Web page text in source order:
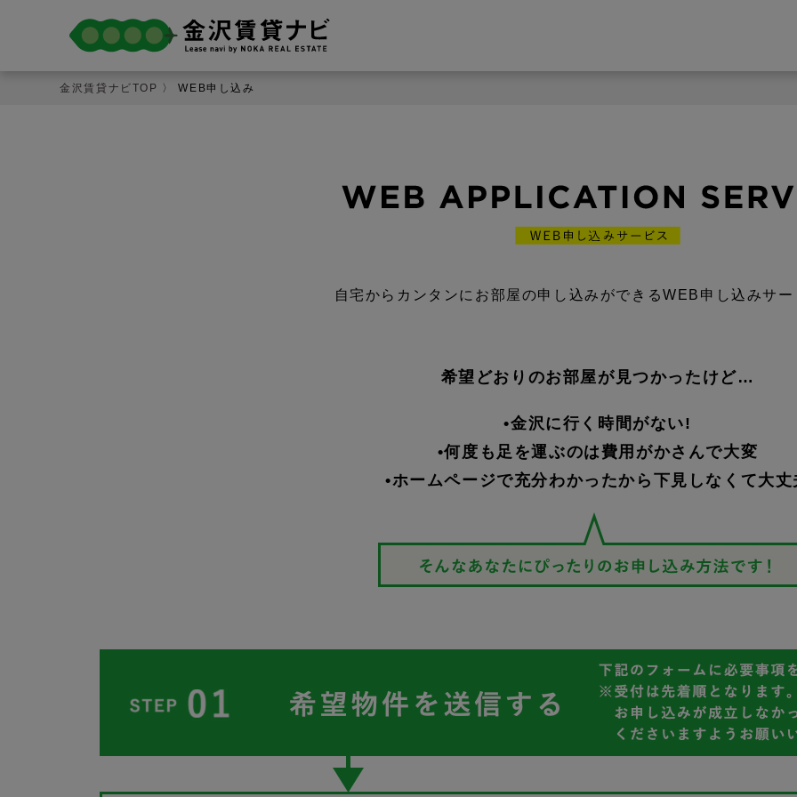
金沢賃貸ナビTOP 〉 WEB申し込み
自宅からカンタンにお部屋の申し込みができるWEB申し込みサ
希望どおりのお部屋が見つかったけど…
•金沢に行く時間がない!
•何度も足を運ぶのは費用がかさんで大変
•ホームページで充分わかったから下見しなくて大丈